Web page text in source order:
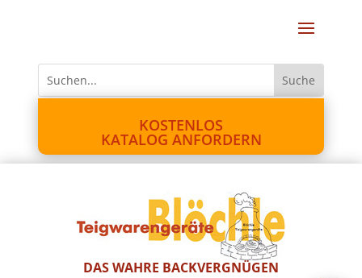
KOSTENLOS
KATALOG ANFORDERN
DAS WAHRE BACKVERGNÜGEN